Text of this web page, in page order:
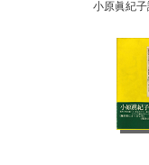
小原眞紀